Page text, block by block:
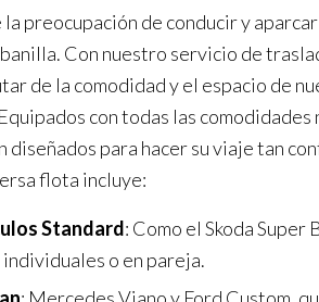
preocupación de conducir y
Con nuestro servicio de
de la comodidad y el espacio de
con todas las comodidades
diseñados para hacer su viaje tan
flota incluye:
Standard: Como el Skoda
o en pareja.